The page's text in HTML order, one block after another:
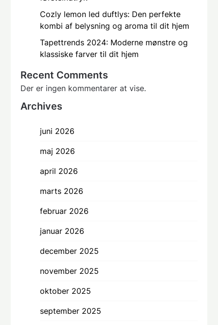
Cozly lemon led duftlys: Den perfekte
kombi af belysning og aroma til dit hjem
Tapettrends 2024: Moderne mønstre og
klassiske farver til dit hjem
Recent Comments
Der er ingen kommentarer at vise.
Archives
juni 2026
maj 2026
april 2026
marts 2026
februar 2026
januar 2026
december 2025
november 2025
oktober 2025
september 2025